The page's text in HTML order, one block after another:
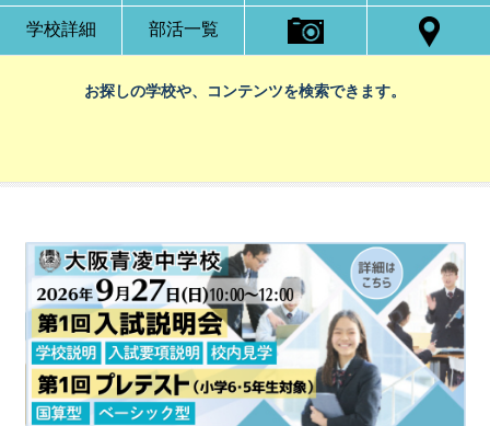
学校詳細 部活一覧
お探しの学校や、コンテンツを検索できます。